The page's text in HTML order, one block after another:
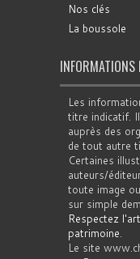
Nos clés
La boussole
Les
titre indicatif.
auprès des
de tout autre
Certaines
auteurs/
toute image
sur simple
Respectez
patrimoine.
Le site